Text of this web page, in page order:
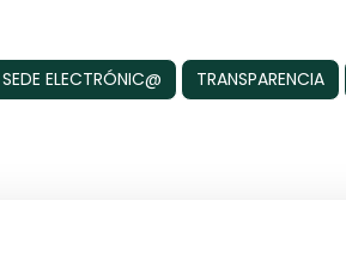
SEDE ELECTRÓNIC@ TRANSPARENCIA